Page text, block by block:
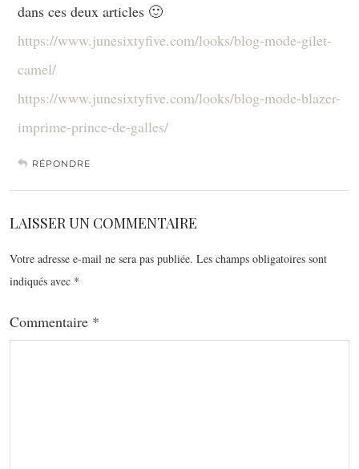
dans ces deux articles 🙂
https://www.junesixtyfive.com/looks/blog-mode-gilet-
camel/
https://www.junesixtyfive.com/looks/blog-mode-blazer-
imprime-prince-de-galles/
RÉPONDRE
LAISSER UN COMMENTAIRE
Votre adresse e-mail ne sera pas publiée. Les champs obligatoires sont
indiqués avec *
Commentaire *